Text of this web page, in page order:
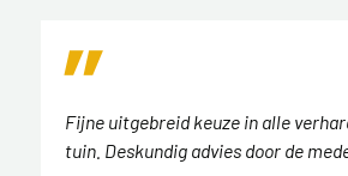
Fijne uitgebreid keuze in alle
tuin. Deskundig advies door de